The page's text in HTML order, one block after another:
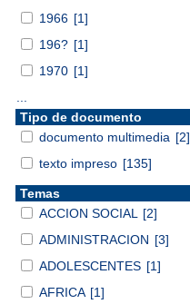
1966 [1]
196? [1]
1970 [1]
Tipo de documento
documento multimedia [2]
texto impreso [135]
Temas
ACCION SOCIAL
[2]
ADMINISTRACION [3]
ADOLESCENTES [1]
AFRICA [1]